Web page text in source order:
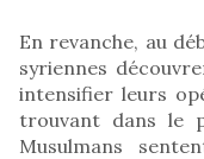
En revanche, au
syriennes
intensifier leurs
trouvant dans le
Musulmans